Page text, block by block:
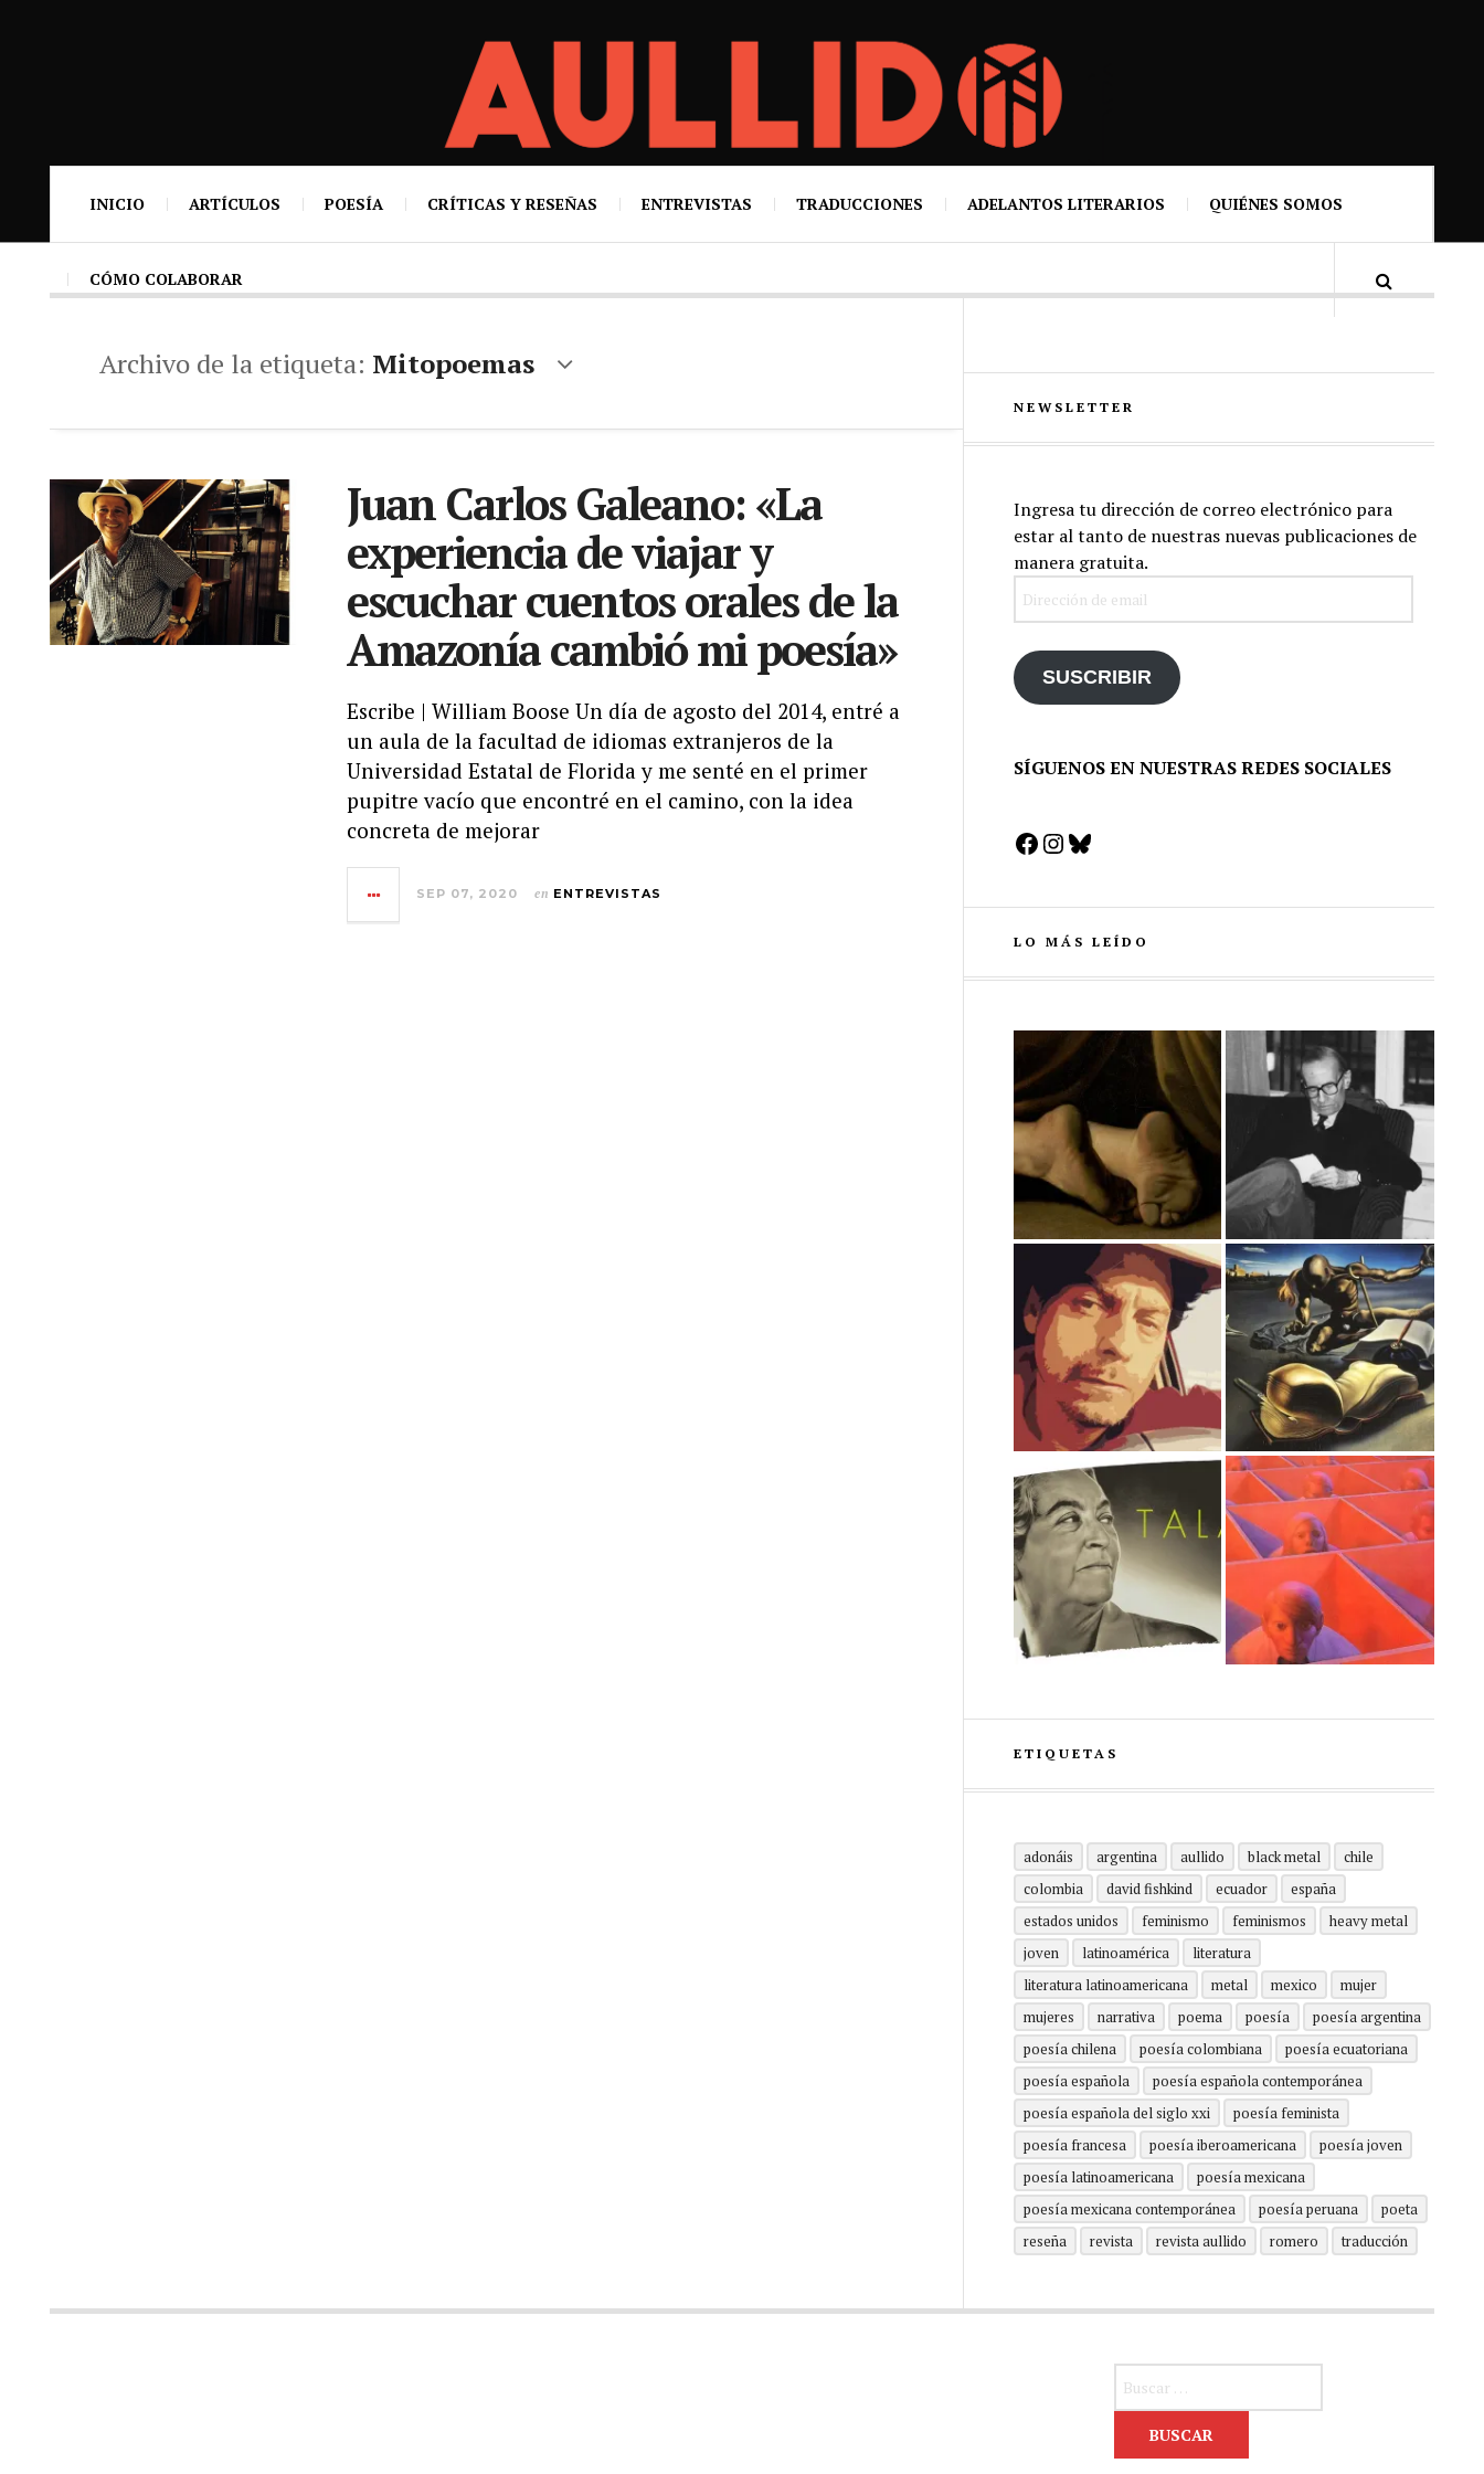
INICIO ARTÍCULOS POESÍA CRÍTICAS Y RESEÑAS ENTREVISTAS TRADUCCIONES ADELANTOS LITERARIOS QUIÉNES SOMOS
CÓMO COLABORAR
Archivo de la etiqueta: Mitopoemas
Juan Carlos Galeano: «La
experiencia de viajar y
escuchar cuentos orales de la
Amazonía cambió mi poesía»
Escribe | William Boose Un día de agosto del 2014, entré a
un aula de la facultad de idiomas extranjeros de la
Universidad Estatal de Florida y me senté en el primer
pupitre vacío que encontré en el camino, con la idea
concreta de mejorar
SEP 07, 2020 en ENTREVISTAS
NEWSLETTER
Ingresa tu dirección de correo electrónico para
estar al tanto de nuestras nuevas publicaciones de
manera gratuita.
SUSCRIBIR
SÍGUENOS EN NUESTRAS REDES SOCIALES
Facebook
Instagram
Bluesky
LO MÁS LEÍDO
ETIQUETAS
adonáis argentina aullido black metal
chile
colombia
david fishkind ecuador
españa
estados unidos
feminismo feminismos
heavy metal
joven
latinoamérica
literatura
literatura latinoamericana
metal mexico
mujer
mujeres
narrativa poema poesía
poesía argentina
poesía chilena
poesía colombiana
poesía ecuatoriana
poesía española
poesía española contemporánea
poesía española del siglo xxi
poesía feminista
poesía francesa
poesía iberoamericana
poesía joven
poesía latinoamericana
poesía mexicana
poesía mexicana contemporánea
poesía peruana
poeta
reseña
revista revista aullido romero traducción